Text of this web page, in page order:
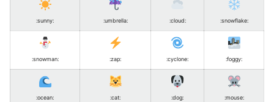
:sunny: :umbrella: :cloud: :snowflake:
:snowman: :zap: :cyclone: :foggy:
:ocean: :cat: :dog: :mouse: